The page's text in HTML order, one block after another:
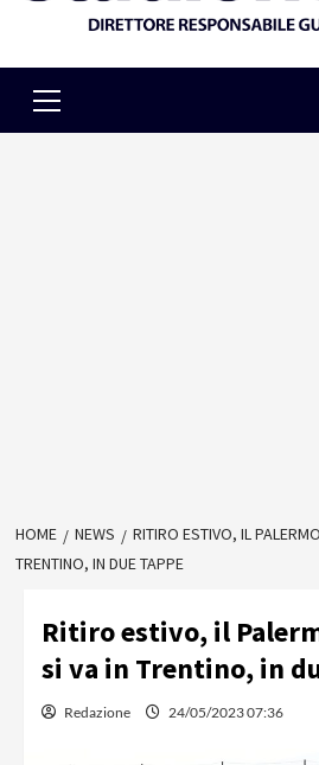
Menu
HOME NEWS
RITIRO ESTIVO, IL
TRENTINO, IN DUE TAPPE
Ritiro estivo, il
si va in Trentino, in
Redazione 24/05/2023 07:36